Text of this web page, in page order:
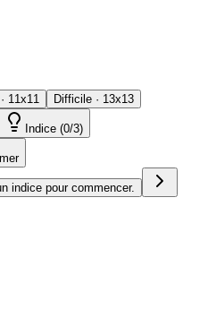
· 11x11 Difficile · 13x13
Indice (0/3)
indice pour commencer.